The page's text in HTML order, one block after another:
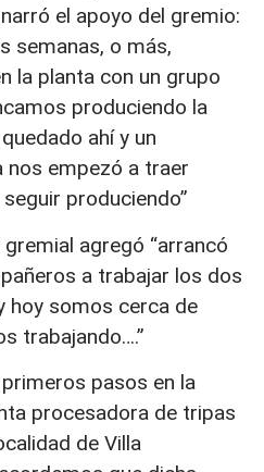
el apoyo del gremio:
semanas, o más,
la planta con un grupo
produciendo la
ahí y un
nos empezó a traer
produciendo”
agregó “arrancó
a trabajar los dos
hoy somos cerca de
trabajando….”
pasos en la
procesadora de tripas
de Villa